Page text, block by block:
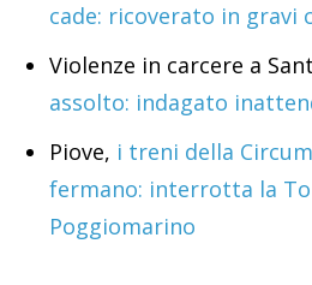
cade: ricoverato in gravi
Violenze in carcere a
assolto: indagato
Piove, i treni della
fermano: interrotta la
Poggiomarino